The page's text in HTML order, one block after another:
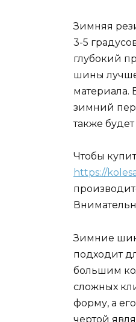
Зимняя
3-5
глубокий
шины лучше
материала.
зимний
также
Чтобы
https://
Зимние
подходит
большим
сложных
форму, а
чертой